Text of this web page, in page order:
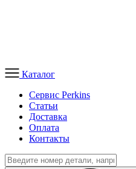
Каталог
Сервис Perkins
Статьи
Доставка
Оплата
Контакты